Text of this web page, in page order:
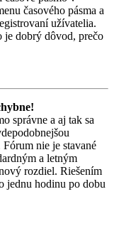
časového pásma a
užívatelia.
je dobrý dôvod, prečo
správne a aj tak sa
nie je stavané
a letným
rozdiel. Riešením
jednu hodinu po dobu